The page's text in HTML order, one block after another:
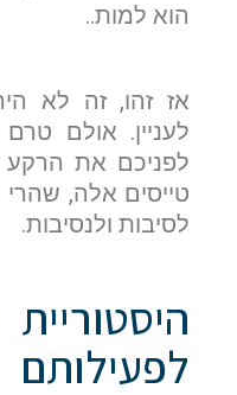
הוא למות..
אז זהו, זה לא
לעניין. אולם
לפניכם את
טייסים אלה,
לסיבות ולנסיבות.